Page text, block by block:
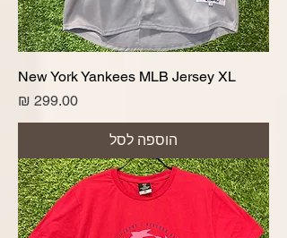
New York Yankees MLB Jersey XL
מחיר
הוספה לסל